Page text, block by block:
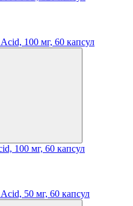
100 мг, 60 капсул